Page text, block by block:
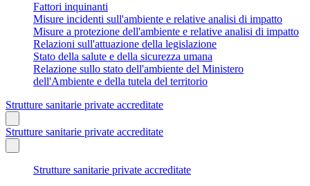
Fattori inquinanti
Misure incidenti sull'ambiente e relative analisi di impatto
Misure a protezione dell'ambiente e relative analisi di impatto
Relazioni sull'attuazione della legislazione
Stato della salute e della sicurezza umana
Relazione sullo stato dell'ambiente del Ministero
dell'Ambiente e della tutela del territorio
Strutture sanitarie private accreditate
Strutture sanitarie private accreditate
Strutture sanitarie private accreditate